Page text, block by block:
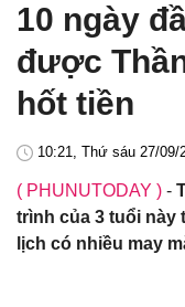
10 ngày
được
hốt tiền
10:21, Thứ sáu 27/09/
( PHUNUTODAY ) -
trình của 3 tuổi này
lịch có nhiều may